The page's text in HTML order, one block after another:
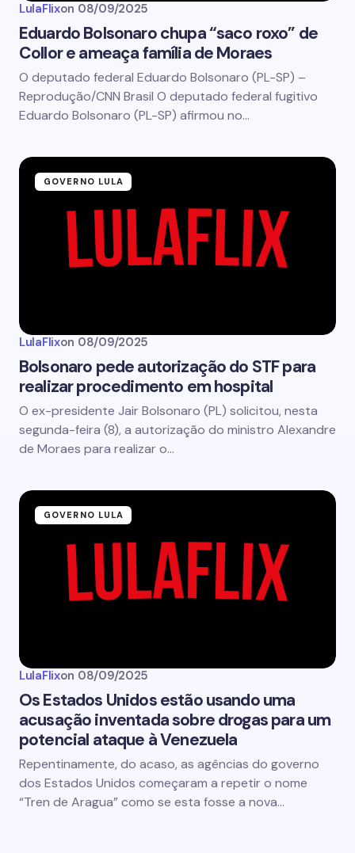
LulaFlixon 08/09/2025
Eduardo Bolsonaro chupa “saco roxo” de
Collor e ameaça família de Moraes
O deputado federal Eduardo Bolsonaro (PL-SP) –
Reprodução/CNN Brasil O deputado federal fugitivo
Eduardo Bolsonaro (PL-SP) afirmou no…
GOVERNO LULA
LulaFlixon 08/09/2025
Bolsonaro pede autorização do STF para
realizar procedimento em hospital
O ex-presidente Jair Bolsonaro (PL) solicitou, nesta
segunda-feira (8), a autorização do ministro Alexandre
de Moraes para realizar o…
GOVERNO LULA
LulaFlixon 08/09/2025
Os Estados Unidos estão usando uma
acusação inventada sobre drogas para um
potencial ataque à Venezuela
Repentinamente, do acaso, as agências do governo
dos Estados Unidos começaram a repetir o nome
“Tren de Aragua” como se esta fosse a nova…